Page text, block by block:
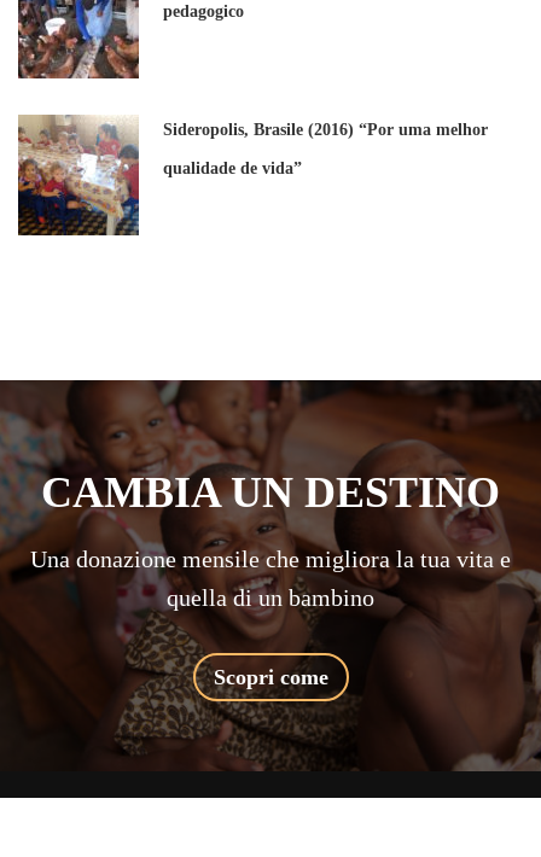
pedagogico
Sideropolis, Brasile (2016) “Por uma melhor
qualidade de vida”
CAMBIA UN DESTINO
Una donazione mensile che migliora la tua vita e
quella di un bambino
Scopri come